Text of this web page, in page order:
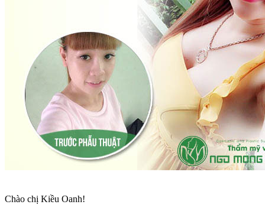
Chào chị Kiều Oanh!